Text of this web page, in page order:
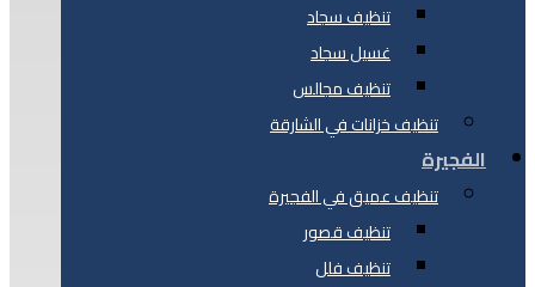
تنظيف سجاد
غسيل سجاد
تنظيف مجالس
تنظيف خزانات في الشارقة
الفجيرة
تنظيف عميق في الفجيرة
تنظيف قصور
تنظيف فلل